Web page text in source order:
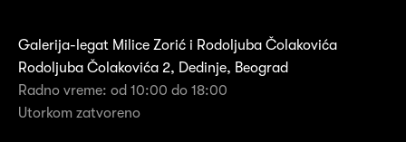
Galerija-legat Milice Zorić i Rodoljuba Čolakovića
Rodoljuba Čolakovića 2, Dedinje, Beograd
Radno vreme: od 10:00 do 18:00
Utorkom zatvoreno